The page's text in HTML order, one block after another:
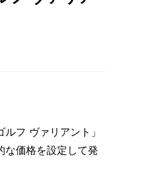
ルフ ヴァリアント」
な価格を設定して発